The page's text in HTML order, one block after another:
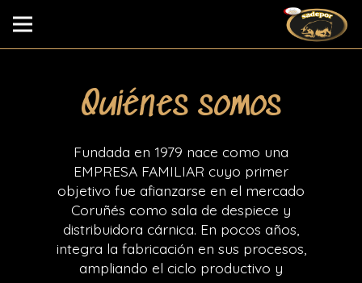
Quiénes somos
Fundada en 1979 nace como una
EMPRESA FAMILIAR cuyo primer
objetivo fue afianzarse en el mercado
Coruñés como sala de despiece y
distribuidora cárnica. En pocos años,
integra la fabricación en sus procesos,
ampliando el ciclo productivo y